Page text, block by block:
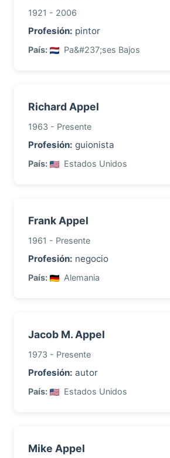
1921 - 2006
Profesión: pintor
País: Pa&#237;ses Bajos
Richard Appel
1963 - Presente
Profesión: guionista
País: Estados Unidos
Frank Appel
1961 - Presente
Profesión: negocio
País: Alemania
Jacob M. Appel
1973 - Presente
Profesión: autor
País: Estados Unidos
Mike Appel